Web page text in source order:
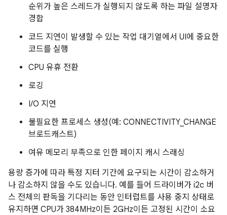
순위가 높은 스레드가 실행되지 않도록 하는 파일 설명자
경합
코드 지연이 발생할 수 있는 작업 대기열에서 UI에 중요한
코드를 실행
CPU 유휴 전환
로깅
I/O 지연
불필요한 프로세스 생성(예: CONNECTIVITY_CHANGE
브로드캐스트)
여유 메모리 부족으로 인한 페이지 캐시 스래싱
용량 증가에 따라 특정 지터 기간에 요구되는 시간이 감소하거
나 감소하지 않을 수도 있습니다. 예를 들어 드라이버가 i2c 버
스 전체의 판독을 기다리는 동안 인터럽트를 사용 중지 상태로
유지하면 CPU가 384MHz이든 2GHz이든 고정된 시간이 소요